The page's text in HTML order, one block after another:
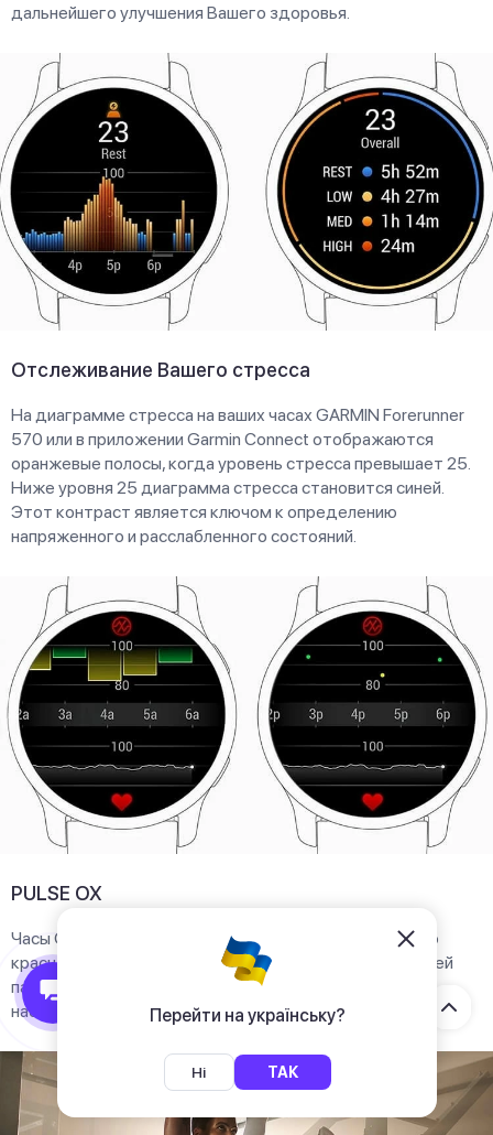
Перейти на українську?
Ні ТАК
дальнейшего улучшения Вашего здоровья.
Отслеживание Вашего стресса
На диаграмме стресса на ваших часах GARMIN Forerunner
570 или в приложении Garmin Connect отображаются
оранжевые полосы, когда уровень стресса превышает 25.
Ниже уровня 25 диаграмма стресса становится синей.
Этот контраст является ключом к определению
напряженного и расслабленного состояний.
PULSE OX
Часы GARMIN Forerunner 570 используют комбинацию
красного и инфракрасного света с датчиками на задней
панели устройства, которые могут оценить процент
насыщенной кислородом крови.